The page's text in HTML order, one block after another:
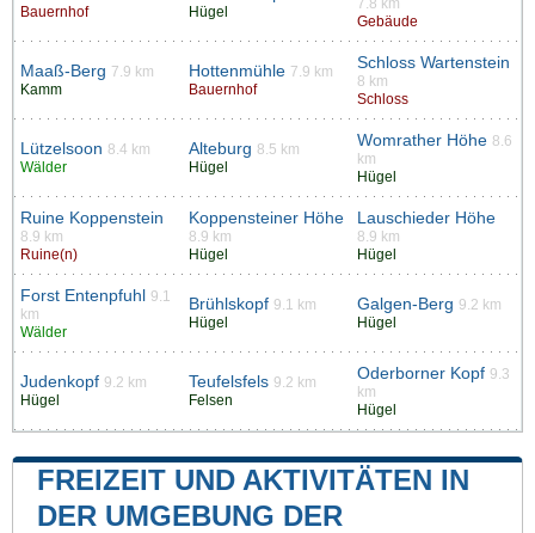
Bauernhof
Hügel
7.8 km
Gebäude
Maaß-Berg 7.9 km
Kamm
Hottenmühle 7.9 km
Bauernhof
Schloss Wartenstein
8 km
Schloss
Lützelsoon 8.4 km
Wälder
Alteburg 8.5 km
Hügel
Womrather Höhe 8.6
km
Hügel
Ruine Koppenstein
8.9 km
Ruine(n)
Koppensteiner Höhe
8.9 km
Hügel
Lauschieder Höhe
8.9 km
Hügel
Forst Entenpfuhl 9.1
km
Wälder
Brühlskopf 9.1 km
Hügel
Galgen-Berg 9.2 km
Hügel
Judenkopf 9.2 km
Hügel
Teufelsfels 9.2 km
Felsen
Oderborner Kopf 9.3
km
Hügel
FREIZEIT UND AKTIVITÄTEN IN
DER UMGEBUNG DER